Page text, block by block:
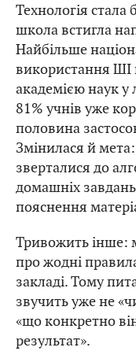
Технологія
школа встигла
Найбільше
використання ШІ
академією наук у
81% учнів уже
половина
Змінилася й
зверталися до
домашніх
пояснення
Тривожить інше:
про жодні
закладі. Тому
звучить уже не
«що конкретно
результат».